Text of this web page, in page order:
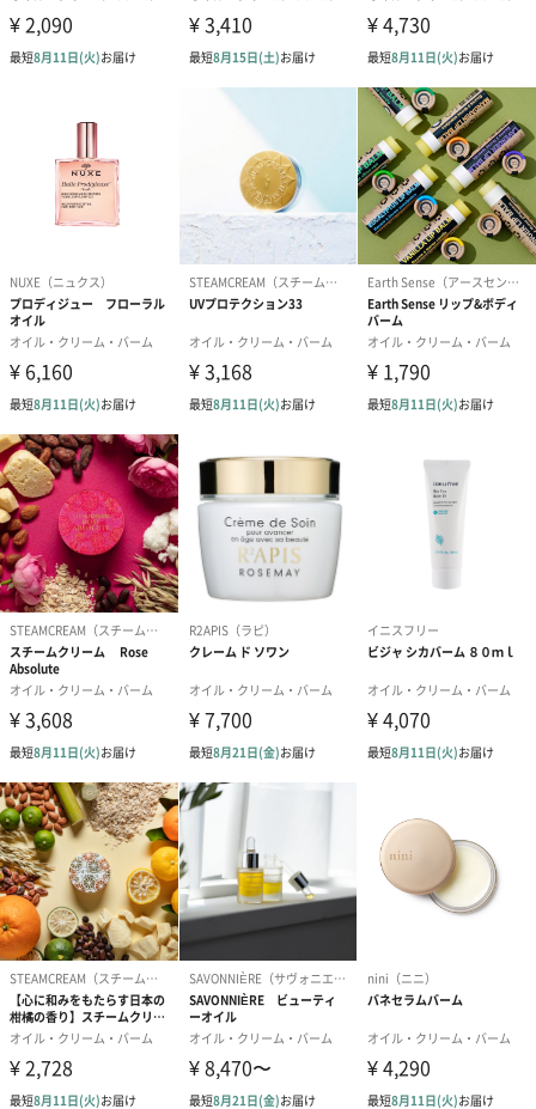
お届けからの
使用期限
約1年半～2年半
オイルなどの成分を含む商品は、航空危険物に含まれ
るため航空機に搭載することができません。そのため
離島などの航空便を使用する地域にお住まいのかたへ
お届けの場合は、船便に変更するため1週間前後お届け
が遅くなる可能性がございます。